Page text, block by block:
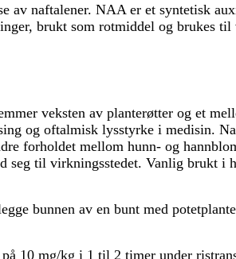
av naftalener. NAA er et syntetisk
brukt som rotmiddel og brukes
veksten av planterøtter og et
og oftalmisk lysstyrke i medisin.
forholdet mellom hunn- og
seg til virkningsstedet. Vanlig brukt
bunnen av en bunt med
10 mg/kg i 1 til 2 timer under